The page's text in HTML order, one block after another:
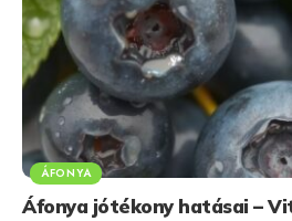
ÁFONYA
Áfonya jótékony hatásai –